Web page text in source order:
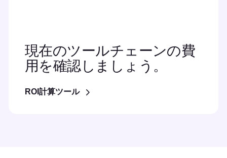
現在のツールチェーンの費
用を確認しましょう。
ROI計算ツール